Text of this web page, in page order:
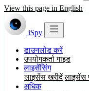
View this page in English
iSpy
डाउनलोड करें
उपयोगकर्ता गाइड
लाइसेंसिंग
लाइसेंस खरीदें लाइसेंस
अधिक